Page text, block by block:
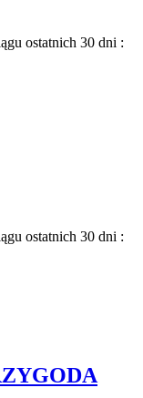
ostatnich 30 dni :
ostatnich 30 dni :